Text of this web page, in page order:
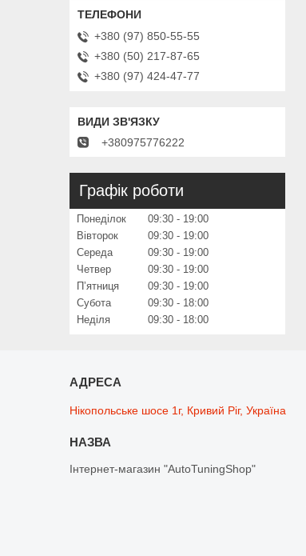
+380 (97) 850-55-55
+380 (50) 217-87-65
+380 (97) 424-47-77
+380975776222
Графік роботи
Понеділок 09:30
19:00
Вівторок
09:30
19:00
Середа
09:30
19:00
Четвер
09:30
19:00
Пʼятниця
09:30
19:00
Субота
09:30
18:00
Неділя
09:30 18:00
Нікопольське шосе 1г, Кривий Ріг, Україна
Інтернет-магазин "AutoTuningShop"